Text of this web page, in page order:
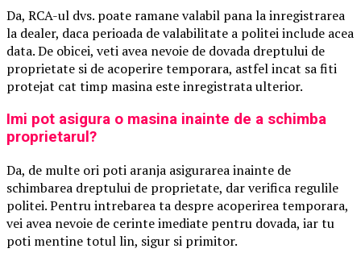
Da, RCA-ul dvs. poate ramane valabil pana la inregistrarea
la dealer, daca perioada de valabilitate a politei include acea
data. De obicei, veti avea nevoie de dovada dreptului de
proprietate si de acoperire temporara, astfel incat sa fiti
protejat cat timp masina este inregistrata ulterior.
Imi pot asigura o masina inainte de a schimba
proprietarul?
Da, de multe ori poti aranja asigurarea inainte de
schimbarea dreptului de proprietate, dar verifica regulile
politei. Pentru intrebarea ta despre acoperirea temporara,
vei avea nevoie de cerinte imediate pentru dovada, iar tu
poti mentine totul lin, sigur si primitor.